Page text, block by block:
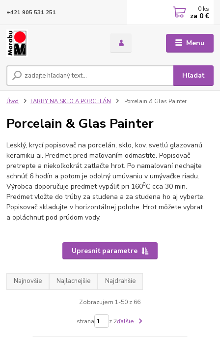
Menu
Hľadať
+421 905 531 251 0 ks
za 0 €
Úvod FARBY NA SKLO A PORCELÁN Porcelain & Glas Painter
Porcelain & Glas Painter
Lesklý, krycí popisovač na porcelán, sklo, kov, svetlú glazovanú
keramiku ai. Predmet pred maľovaním odmastite. Popisovač
pretrepte a niekoľkokrát zatlačte hrot. Po namaľovaní nechajte
schnúť 6 hodín a potom je odolný umúvaniu v umývačke riadu.
Výrobca doporučuje predmet vypáliť pri 1600C cca 30 min.
Predmet vložte do trúby za studena a za studena ho aj vyberte.
Popisovač skladujte v horizontálnej polohe. Hrot môžete vybrat
a opláchnuť pod prúdom vody.
Upresniť parametre
Najnovšie Najlacnejšie Najdrahšie
Zobrazujem 1-50 z 66
strana z 2ďalšie